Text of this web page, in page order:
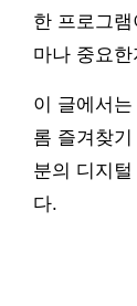
한 프로그
마나 중요
이 글에서
롬 즐겨찾
분의 디지
다.